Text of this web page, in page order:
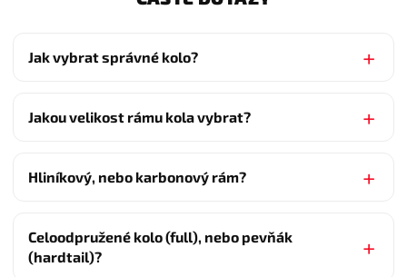
Jak vybrat správné kolo?
Jakou velikost rámu kola vybrat?
Hliníkový, nebo karbonový rám?
Celoodpružené kolo (full), nebo pevňák
(hardtail)?